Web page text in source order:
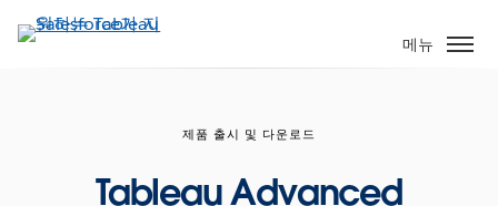
요
메뉴
제품 출시 및 다운로드
Tableau Advanced